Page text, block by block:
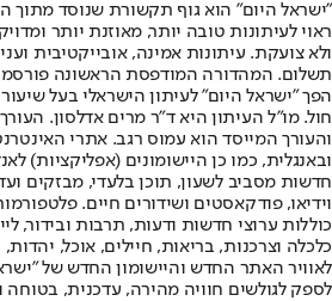
"ישראל היום" הוא גוף תקשורת שנוסד מתוך
ראוי לעיתונות טובה יותר, מאוזנת יותר
ולא צועקת. עיתונות אמינה, אובייקטיבית
הפך "ישראל היום" לעיתון הישראלי בעל
חול. מו"ל העיתון היא ד"ר מרים אדלסון.
והעורך המייסד הוא עמוס רגב. אתרי
חדשות מסביב לשעון, תוכן בלעדי, מבזקים
וידיאו, פודקאסטים ושידורים חיים.
כוללות ערוצי חדשות ודעות, תרבות ובידור,
לאוויר האתר החדש והיישומון החדש של
לספק לגולשים חוויה מהירה, עדכנית, בטוחה